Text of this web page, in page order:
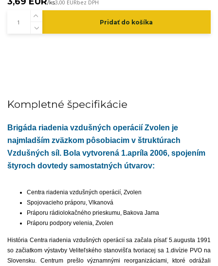
/ks3,00 EURbez DPH
Pridať do košíka
Kompletné špecifikácie
Brigáda riadenia vzdušných operácií Zvolen je
najmladším zväzkom pôsobiacim v štruktúrach
Vzdušných síl. Bola vytvorená 1.apríla 2006, spojením
štyroch dovtedy samostatných útvarov:
Centra riadenia vzdušných operácií, Zvolen
Spojovacieho práporu, Vlkanová
Práporu rádiolokačného prieskumu, Bakova Jama
Práporu podpory velenia, Zvolen
História Centra riadenia vzdušných operácií sa začala písať 5.augusta 1991
so začiatkom výstavby Veliteľského stanovišťa tvoriacej sa 1.divízie PVO na
Slovensku. Centrum prešlo významnými reorganizáciami, ktoré odrážali